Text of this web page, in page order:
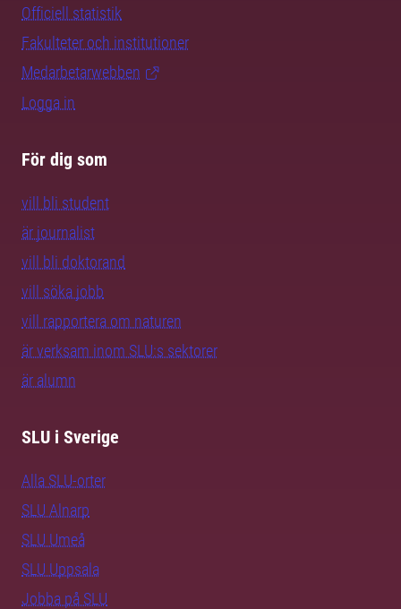
Officiell statistik
Fakulteter och institutioner
Medarbetarwebben
Logga in
För dig som
vill bli student
är journalist
vill bli doktorand
vill söka jobb
vill rapportera om naturen
är verksam inom SLU:s sektorer
är alumn
SLU i Sverige
Alla SLU-orter
SLU Alnarp
SLU Umeå
SLU Uppsala
Jobba på SLU